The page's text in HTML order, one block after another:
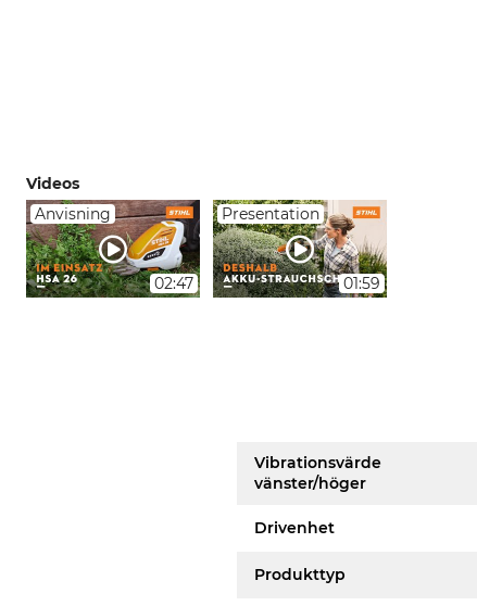
Videos
Anvisning
02:47
Presentation
01:59
Vibrationsvärde
vänster/höger
Drivenhet
Produkttyp